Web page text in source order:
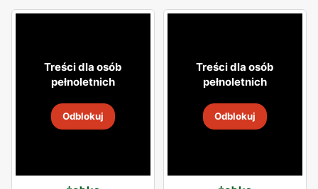
Treści dla osób
pełnoletnich
Odblokuj
Treści dla osób
pełnoletnich
Odblokuj